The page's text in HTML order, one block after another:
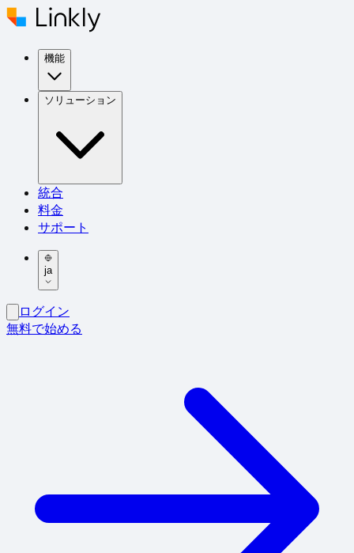
機能
ソリューション
統合
料金
サポート
ja
ログイン
無料で始める